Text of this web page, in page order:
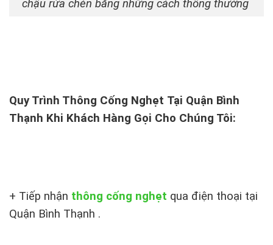
chậu rửa chén bằng những cách thông thường
Quy Trình Thông Cống Nghẹt Tại Quận Bình
Thạnh Khi Khách Hàng Gọi Cho Chúng Tôi:
+ Tiếp nhận thông cống nghẹt qua điện thoại tại
Quận Bình Thạnh .